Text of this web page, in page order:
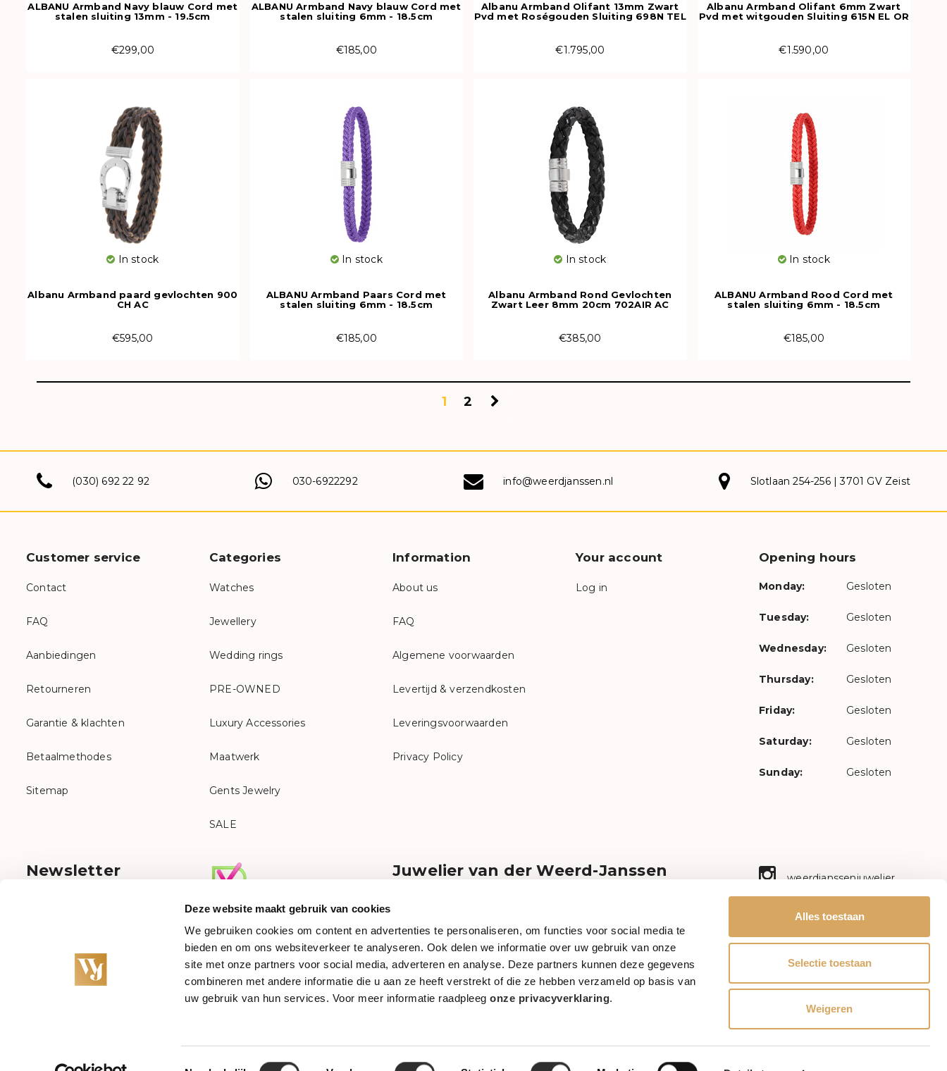
Deze website maakt gebruik van cookies
We gebruiken cookies om content en advertenties te personaliseren, om functies voor social media te
bieden en om ons websiteverkeer te analyseren. Ook delen we informatie over uw gebruik van onze
site met onze partners voor social media, adverteren en analyse. Deze partners kunnen deze gegevens
combineren met andere informatie die u aan ze heeft verstrekt of die ze hebben verzameld op basis van
uw gebruik van hun services. Voor meer informatie raadpleegonze privacyverklaring.
Toestemmingsselectie
Alles toestaan
Selectie toestaan
Weigeren
ALBANU Armband Navy blauw Cord met
stalen sluiting 13mm - 19.5cm
€299,00
ALBANU Armband Navy blauw Cord met
stalen sluiting 6mm - 18.5cm
€185,00
Albanu Armband Olifant 13mm Zwart
Pvd met Roségouden Sluiting 698N TEL
€1.795,00
Albanu Armband Olifant 6mm Zwart
Pvd met witgouden Sluiting 615N EL OR
€1.590,00
In stock
Albanu Armband paard gevlochten 900
CH AC
€595,00
In stock
ALBANU Armband Paars Cord met
stalen sluiting 6mm - 18.5cm
€185,00
In stock
Albanu Armband Rond Gevlochten
Zwart Leer 8mm 20cm 702AIR AC
€385,00
In stock
ALBANU Armband Rood Cord met
stalen sluiting 6mm - 18.5cm
€185,00
1 2
(030) 692 22 92 030-6922292 info@weerdjanssen.nl Slotlaan 254-256 | 3701 GV Zeist
Customer service
Contact
FAQ
Aanbiedingen
Retourneren
Garantie & klachten
Betaalmethodes
Sitemap
Categories
Watches
Jewellery
Wedding rings
PRE-OWNED
Luxury Accessories
Maatwerk
Gents Jewelry
SALE
Information
About us
FAQ
Algemene voorwaarden
Levertijd & verzendkosten
Leveringsvoorwaarden
Privacy Policy
Your account
Log in
Opening hours
Monday: Gesloten
Tuesday: Gesloten
Wednesday: Gesloten
Thursday: Gesloten
Friday: Gesloten
Saturday: Gesloten
Sunday: Gesloten
Newsletter Juwelier van der Weerd-Janssen
topmerken. Dit alles met vriendelijke dorpse betrokkenheid.
Kortom, graag staan wij voor u klaar!weerdjanssen.nl
weerdjanssenjuwelier
mr.janssenwatches
Mail
mrs.janssenjewelry
© Juwelier van der Weerd - Janssen Zeist